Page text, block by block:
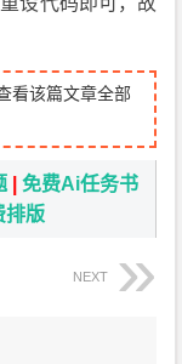
看该篇文章全部
|免费Ai任务书
排版
NEXT